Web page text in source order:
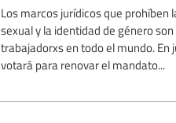
Los marcos jurídicos que prohíben
sexual y la identidad de género
trabajadorxs en todo el mundo. En
votará para renovar el mandato...